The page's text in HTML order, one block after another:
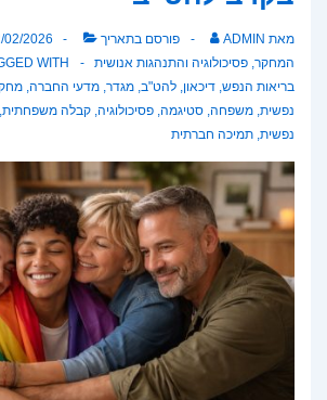
מאת ADMIN פורסם בתאריך 02/2026
המחקר, פסיכולוגיה והתנהגות אנושית WITH
בריאות הנפש, דיכאון, להט"ב, מגדר, מדעי החברה,
נפשית, משפחה, סטיגמה, פסיכולוגיה, קבלה משפחתית,
נפשית, תמיכה חברתית